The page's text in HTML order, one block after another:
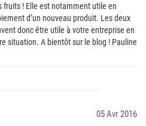
fruits ! Elle est notamment utile en
d’un nouveau produit. Les deux
donc être utile à votre entreprise en
situation. A bientôt sur le blog ! Pauline
05 Avr 2016